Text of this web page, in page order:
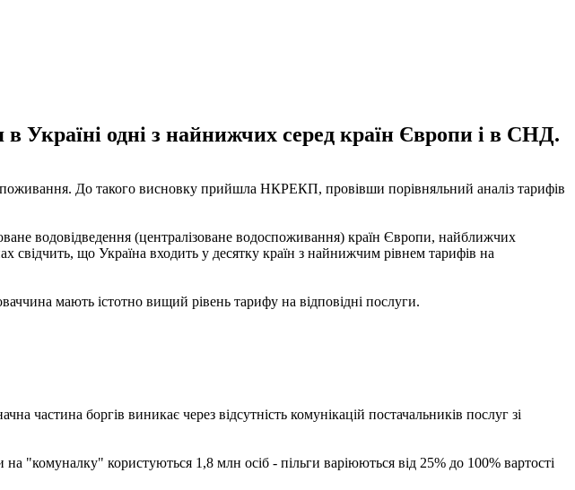
Україні одні з найнижчих серед країн Європи і в СНД.
До такого висновку прийшла НКРЕКП, провівши порівняльний аналіз тарифів
водовідведення (централізоване водоспоживання) країн Європи, найближчих
свідчить, що Україна входить у десятку країн з найнижчим рівнем тарифів на
мають істотно вищий рівень тарифу на відповідні послуги.
частина боргів виникає через відсутність комунікацій постачальників послуг зі
на "комуналку" користуються 1,8 млн осіб - пільги варіюються від 25% до 100% вартості